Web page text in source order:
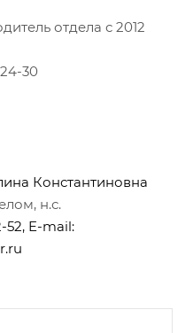
отдела с 2012
30
Константиновна
н.с.
52, E-mail: